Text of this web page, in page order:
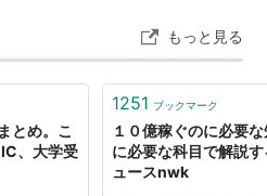
映画やドラマでもよく見るい
、 このくらいの規模の教室で
もっと見る
とめ。こ
、大学受
1251 ブックマーク
１０億稼ぐのに必要
に必要な科目で解説
ュースnwk